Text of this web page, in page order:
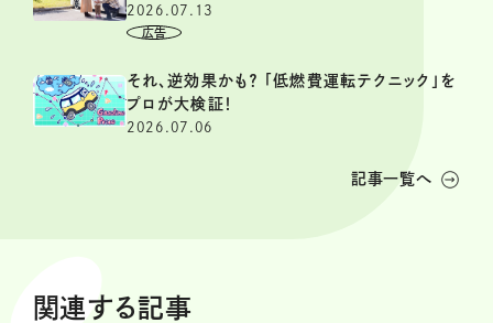
2026.07.13
それ、逆効果かも？ 「低燃費運転テクニック」を
プロが大検証！
2026.07.06
記事一覧へ
関連する記事